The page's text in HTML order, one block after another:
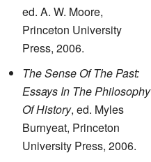
ed. A. W. Moore,
Princeton University
Press, 2006.
The Sense Of The Past:
Essays In The Philosophy
Of History, ed. Myles
Burnyeat, Princeton
University Press, 2006.